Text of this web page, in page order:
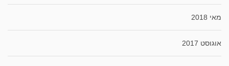
מאי 2018
אוגוסט 2017